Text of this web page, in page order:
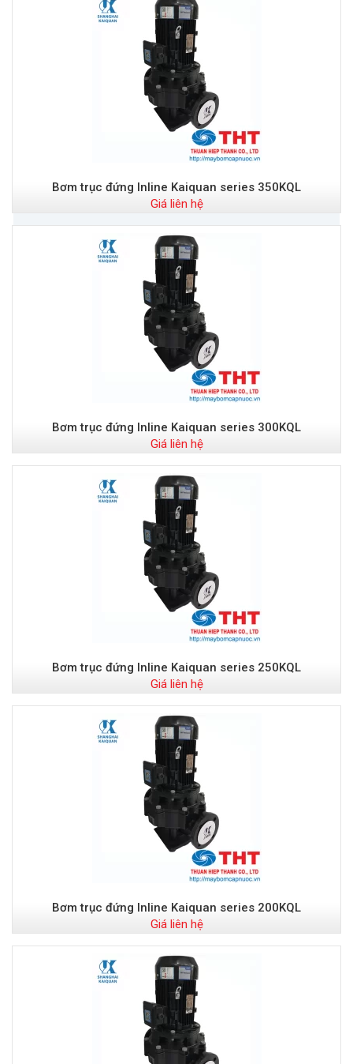
Bơm trục đứng Inline Kaiquan series 350KQL
Giá liên hệ
Bơm trục đứng Inline Kaiquan series 300KQL
Giá liên hệ
Bơm trục đứng Inline Kaiquan series 250KQL
Giá liên hệ
Bơm trục đứng Inline Kaiquan series 200KQL
Giá liên hệ